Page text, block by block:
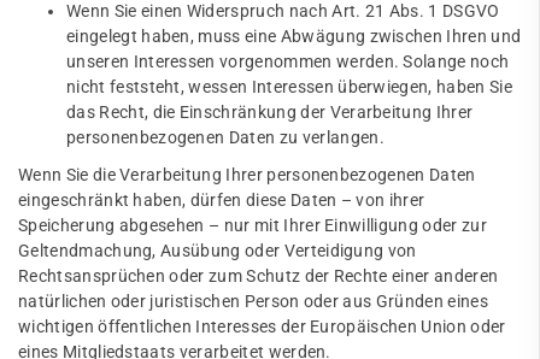
Wenn Sie einen Widerspruch nach Art. 21 Abs. 1 DSGVO
eingelegt haben, muss eine Abwägung zwischen Ihren und
unseren Interessen vorgenommen werden. Solange noch
nicht feststeht, wessen Interessen überwiegen, haben Sie
das Recht, die Einschränkung der Verarbeitung Ihrer
personenbezogenen Daten zu verlangen.
Wenn Sie die Verarbeitung Ihrer personenbezogenen Daten
eingeschränkt haben, dürfen diese Daten – von ihrer
Speicherung abgesehen – nur mit Ihrer Einwilligung oder zur
Geltendmachung, Ausübung oder Verteidigung von
Rechtsansprüchen oder zum Schutz der Rechte einer anderen
natürlichen oder juristischen Person oder aus Gründen eines
wichtigen öffentlichen Interesses der Europäischen Union oder
eines Mitgliedstaats verarbeitet werden.